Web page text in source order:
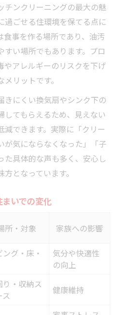
チンクリーニングの最大の魅
過ごせる住環境を保てる点に
食事を作る場所であり、油汚
すい場所でもあります。プロ
やアレルギーのリスクを下げ
リットです。
きにくい換気扇やシンク下の
してもらえるため、見えない
減できます。実際に「クリー
が気にならなくなった」「子
た具体的な声も多く、安心し
となっています。
いでの変化
所・対象 家族への影響
ング・床・
気分や快適性
の向上
り・収納ス
ス
健康維持